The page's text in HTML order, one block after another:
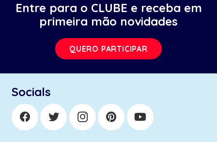
Entre para o CLUBE e receba em
primeira mão novidades
QUERO PARTICIPAR
Socials